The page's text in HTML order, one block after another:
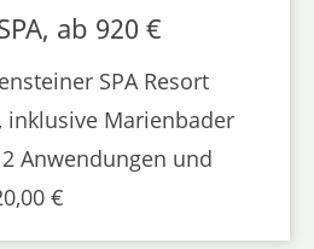
ab 920 €
SPA Resort
Marienbader
Anwendungen und
€